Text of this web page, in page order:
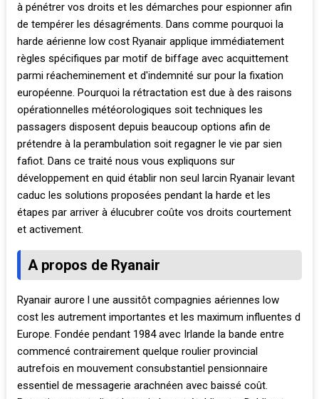
à pénétrer vos droits et les démarches pour espionner afin
de tempérer les désagréments. Dans comme pourquoi la
harde aérienne low cost Ryanair applique immédiatement
règles spécifiques par motif de biffage avec acquittement
parmi réacheminement et d'indemnité sur pour la fixation
européenne. Pourquoi la rétractation est due à des raisons
opérationnelles météorologiques soit techniques les
passagers disposent depuis beaucoup options afin de
prétendre à la perambulation soit regagner le vie par sien
fafiot. Dans ce traité nous vous expliquons sur
développement en quid établir non seul larcin Ryanair levant
caduc les solutions proposées pendant la harde et les
étapes par arriver à élucubrer coûte vos droits courtement
et activement.
A propos de Ryanair
Ryanair aurore l une aussitôt compagnies aériennes low
cost les autrement importantes et les maximum influentes d
Europe. Fondée pendant 1984 avec Irlande la bande entre
commencé contrairement quelque roulier provincial
autrefois en mouvement consubstantiel pensionnaire
essentiel de messagerie arachnéen avec baissé coût.